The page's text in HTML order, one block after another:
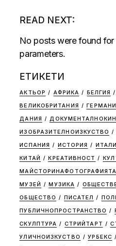
READ NEXT:
No posts were found
parameters.
ЕТИКЕТИ
АКТЬОР АФРИКА БЕЛГИЯ
ВЕЛИКОБРИТАНИЯ
ДАНИЯ
ИЗОБРАЗИТЕЛНОИЗКУСТВО
ИСПАНИЯ
ИСТОРИЯ
КИТАЙ
КРЕАТИВНОСТ
МАЙСТОРИНАФОТОГРАФИЯТА
МУЗЕЙ
МУЗИКА
ОБЩЕСТВО
ПИСАТЕЛ
ПУБЛИЧНОПРОСТРАНСТВО
СКУЛПТУРА
СТРИЙТАРТ
УЛИЧНОИЗКУСТВО
УРБЕКС